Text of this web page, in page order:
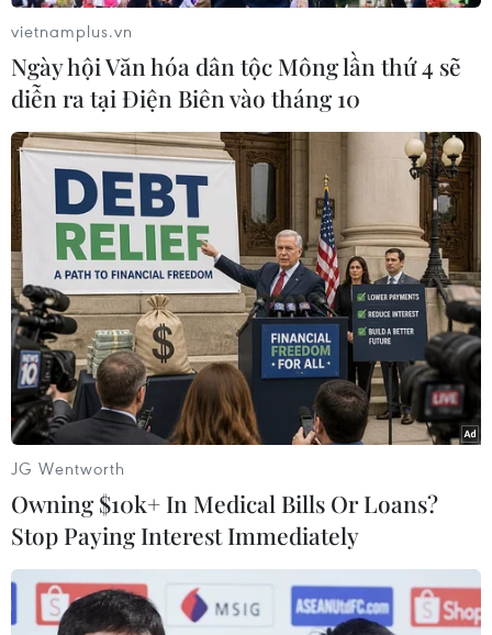
PSG chỉ mất đúng 12 phút để có bàn thắng mở tỷ số. Achraf
Hakimi ghi bàn sau tình huống kiến tạo của Désiré Doué.
(Nguồn: Getty Images)
8 phút sau, Désiré Doué có riêng cho mình bàn thắng để nhân
đôi cách biệt. (Nguồn: Getty Images)
vietnamplus.vn
Ngày hội Văn hóa dân tộc Mông lần thứ 4 sẽ
diễn ra tại Điện Biên vào tháng 10
JG Wentworth
Owning $10k+ In Medical Bills Or Loans?
Stop Paying Interest Immediately